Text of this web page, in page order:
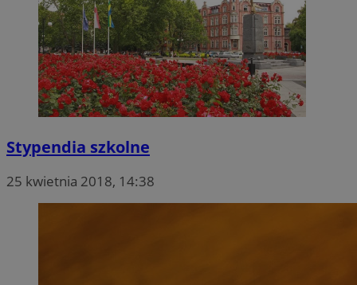
Stypendia szkolne
25 kwietnia 2018, 14:38